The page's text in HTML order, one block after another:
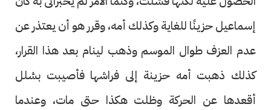
إسماعيل حزينًا للغاية وكذلك أمه، وقرر هو أن يعتذر عن
عدم العزف طوال الموسم وذهب لينام بعد هذا القرار،
كذلك ذهبت أمه حزينة إلى فراشها فأصيبت بشلل
أقعدها عن الحركة وظلت هكذا حتى مات، وعندما